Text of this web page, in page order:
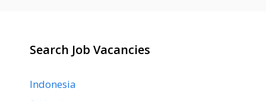
Search Job Vacancies
Indonesia